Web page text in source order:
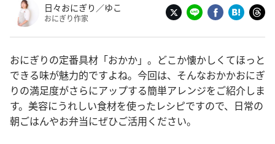
日々おにぎり／ゆこ
おにぎり作家
おにぎりの定番具材「おかか」。どこか懐かしくてほっと
できる味が魅力的ですよね。今回は、そんなおかかおにぎ
りの満足度がさらにアップする簡単アレンジをご紹介しま
す。美容にうれしい食材を使ったレシピですので、日常の
朝ごはんやお弁当にぜひご活用ください。